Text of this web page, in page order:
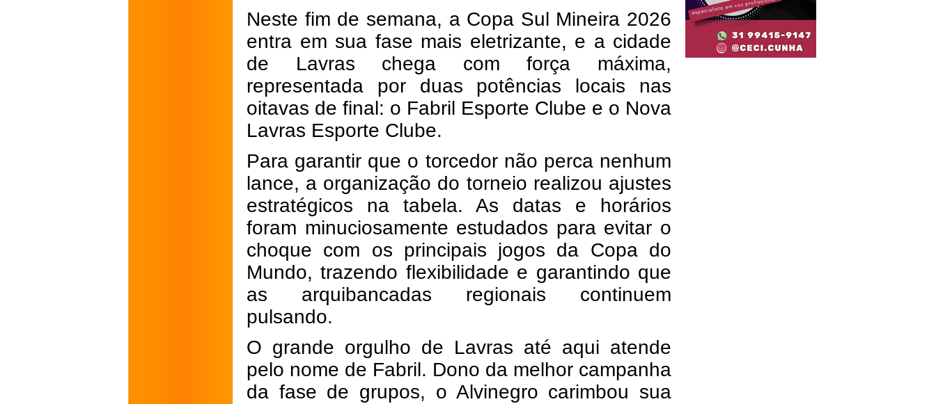
Neste fim de semana, a Copa Sul Mineira 2026
entra em sua fase mais eletrizante, e a cidade
de Lavras chega com força máxima,
representada por duas potências locais nas
oitavas de final: o Fabril Esporte Clube e o Nova
Lavras Esporte Clube.
Para garantir que o torcedor não perca nenhum
lance, a organização do torneio realizou ajustes
estratégicos na tabela. As datas e horários
foram minuciosamente estudados para evitar o
choque com os principais jogos da Copa do
Mundo, trazendo flexibilidade e garantindo que
as arquibancadas regionais continuem
pulsando.
O grande orgulho de Lavras até aqui atende
pelo nome de Fabril. Dono da melhor campanha
da fase de grupos, o Alvinegro carimbou sua